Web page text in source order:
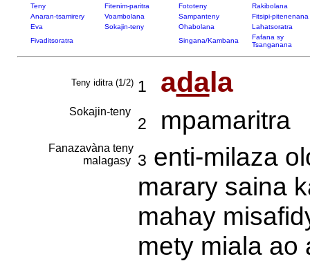
Teny Fitenim-paritra Fototeny
Rakibolana
Anaran-tsamirery
Voambolana Sampanteny
Fitsipi-pitenenana
Eva
Sokajin-teny Ohabolana
Lahatsoratra
Fivaditsoratra
Singana/Kambana
Fafana sy
Tsanganana
Teny iditra (1/2) 1 adala
Sokajin-teny
2 mpamaritra
Fanazavàna teny
malagasy
3 enti-milaza
marary saina
mahay
mety miala ao